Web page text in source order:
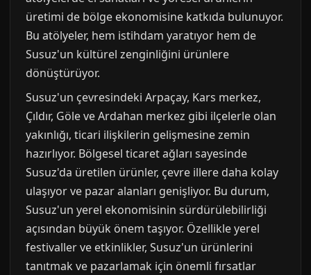
üretimi de bölge ekonomisine katkıda bulunuyor.
Bu atölyeler, hem istihdam yaratıyor hem de
Susuz'un kültürel zenginliğini ürünlere
dönüştürüyor.
Susuz'un çevresindeki Arpaçay, Kars merkez,
Çıldır, Göle ve Ardahan merkez gibi ilçelerle olan
yakınlığı, ticari ilişkilerin gelişmesine zemin
hazırlıyor. Bölgesel ticaret ağları sayesinde
Susuz'da üretilen ürünler, çevre illere daha kolay
ulaşıyor ve pazar alanları genişliyor. Bu durum,
Susuz'un yerel ekonomisinin sürdürülebilirliği
açısından büyük önem taşıyor. Özellikle yerel
festivaller ve etkinlikler, Susuz'un ürünlerini
tanıtmak ve pazarlamak için önemli fırsatlar